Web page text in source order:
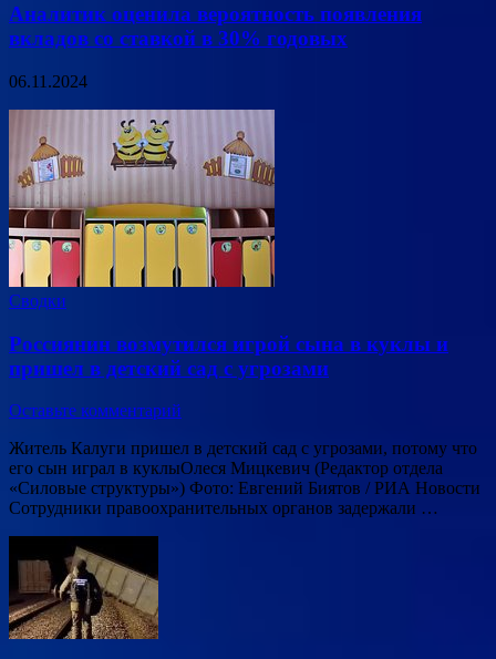
Аналитик оценила вероятность появления
вкладов со ставкой в 30% годовых
06.11.2024
Сводки
Россиянин возмутился игрой сына в куклы и
пришел в детский сад с угрозами
Оставьте комментарий
Житель Калуги пришел в детский сад с угрозами, потому что
его сын играл в куклыОлеся Мицкевич (Редактор отдела
«Силовые структуры») Фото: Евгений Биятов / РИА Новости
Сотрудники правоохранительных органов задержали …